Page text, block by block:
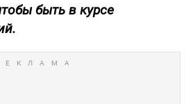
быть в курсе